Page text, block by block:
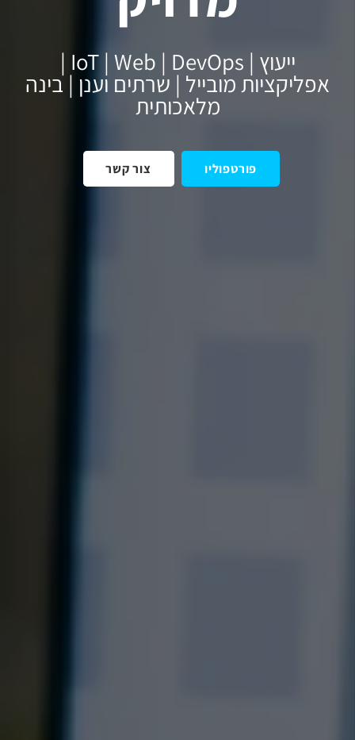
ייעוץ | IoT | Web | DevOps |
אפליקציות מובייל | שרתים וענן | בינה
מלאכותית
פורטפוליו צור קשר